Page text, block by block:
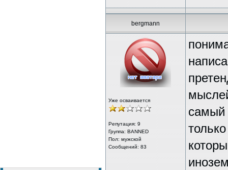
bergmann
Уже осваивается
Репутация: 9
Группа: BANNED
Пол: мужской
Сообщений: 83
самый